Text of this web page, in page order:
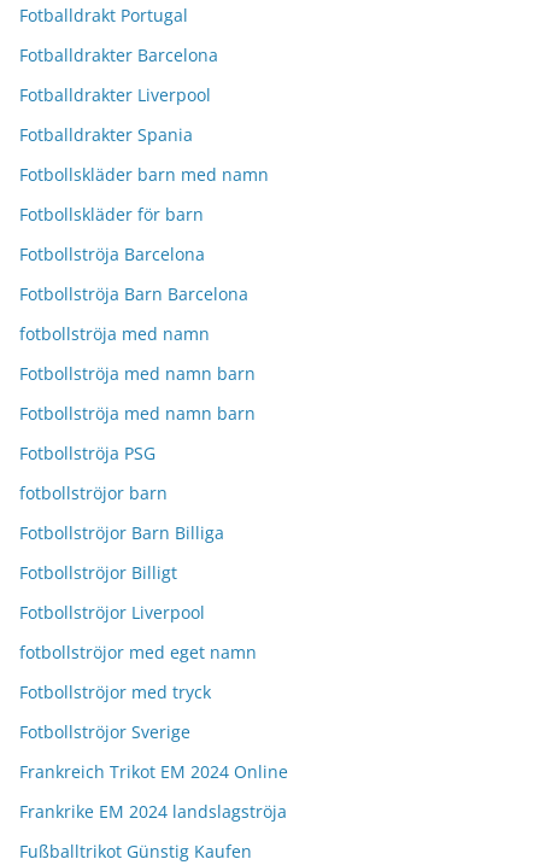
Fotballdrakt Portugal
Fotballdrakter Barcelona
Fotballdrakter Liverpool
Fotballdrakter Spania
Fotbollskläder barn med namn
Fotbollskläder för barn
Fotbollströja Barcelona
Fotbollströja Barn Barcelona
fotbollströja med namn
Fotbollströja med namn barn
Fotbollströja med namn barn
Fotbollströja PSG
fotbollströjor barn
Fotbollströjor Barn Billiga
Fotbollströjor Billigt
Fotbollströjor Liverpool
fotbollströjor med eget namn
Fotbollströjor med tryck
Fotbollströjor Sverige
Frankreich Trikot EM 2024 Online
Frankrike EM 2024 landslagströja
Fußballtrikot Günstig Kaufen